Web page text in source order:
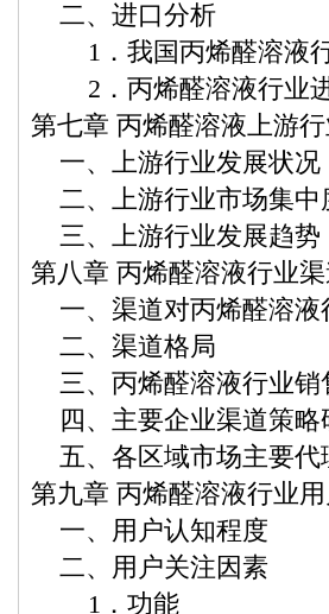
二、进口分析
1．我国丙烯醛溶液行
2．丙烯醛溶液行业进
第七章 丙烯醛溶液上游
一、上游行业发展状况
二、上游行业市场集中
三、上游行业发展趋势
第八章 丙烯醛溶液行业
一、渠道对丙烯醛溶液
二、渠道格局
三、丙烯醛溶液行业销
四、主要企业渠道策略
五、各区域市场主要代
第九章 丙烯醛溶液行业
一、用户认知程度
二、用户关注因素
1．功能